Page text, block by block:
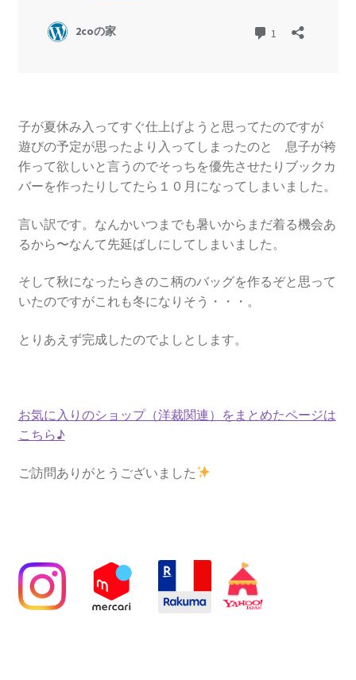
子が夏休み入ってすぐ仕上げようと思ってたのですが
遊びの予定が思ったより入ってしまったのと 息子が袴
作って欲しいと言うのでそっちを優先させたりブックカ
バーを作ったりしてたら１０月になってしまいました。
言い訳です。なんかいつまでも暑いからまだ着る機会あ
るから〜なんて先延ばしにしてしまいました。
そして秋になったらきのこ柄のバッグを作るぞと思って
いたのですがこれも冬になりそう・・・。
とりあえず完成したのでよしとします。
お気に入りのショップ（洋裁関連）をまとめたページは
こちら♪
ご訪問ありがとうございました